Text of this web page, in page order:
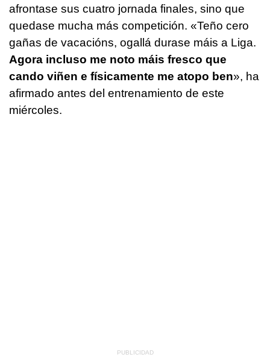
afrontase sus cuatro jornada finales, sino que
quedase mucha más competición. «Teño cero
gañas de vacacións, ogallá durase máis a Liga.
Agora incluso me noto máis fresco que
cando viñen e físicamente me atopo ben», ha
afirmado antes del entrenamiento de este
miércoles.